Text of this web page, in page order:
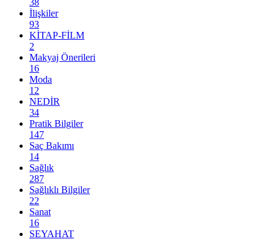
38
İlişkiler
93
KİTAP-FİLM
2
Makyaj Önerileri
16
Moda
12
NEDİR
34
Pratik Bilgiler
147
Saç Bakımı
14
Sağlık
287
Sağlıklı Bilgiler
22
Sanat
16
SEYAHAT